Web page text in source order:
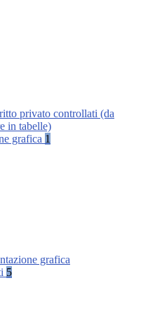
privato controllati (da
in tabelle)
grafica 1
grafica
5